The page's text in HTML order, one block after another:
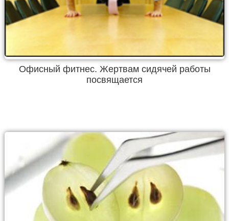
Офисный фитнес. Жертвам сидячей работы
посвящается